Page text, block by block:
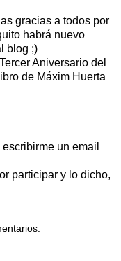
gracias a todos por
habrá nuevo
blog ;)
Aniversario del
de Máxim Huerta
un email
participar y lo dicho,